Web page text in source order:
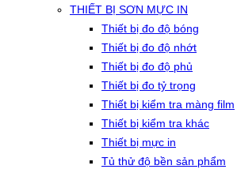
THIẾT BỊ SƠN MỰC IN
Thiết bị đo độ bóng
Thiết bị đo độ nhớt
Thiết bị đo độ phủ
Thiết bị đo tỷ trọng
Thiết bị kiểm tra màng film
Thiết bị kiểm tra khác
Thiết bị mực in
Tủ thử độ bền sản phẩm